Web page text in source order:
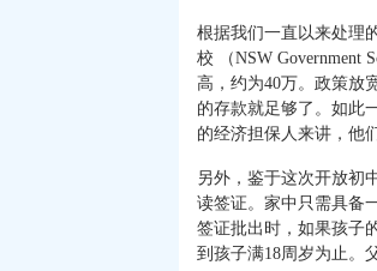
根据我们一直以来处理
校 （NSW Government
高，约为40万。政策放
的存款就足够了。如此
的经济担保人来讲，他
另外，鉴于这次开放初
读签证。家中只需具备
签证批出时，如果孩子
到孩子满18周岁为止。